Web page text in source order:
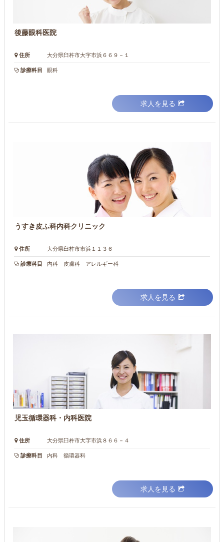
後藤眼科医院
住所 大分県臼杵市大字市浜６６９－１
診療科目 眼科
求人を見る
うすき皮ふ科内科クリニック
住所 大分県臼杵市市浜１１３６
診療科目 内科 皮膚科 アレルギー科
求人を見る
児玉循環器科・内科医院
住所 大分県臼杵市大字市浜８６６－４
診療科目 内科 循環器科
求人を見る